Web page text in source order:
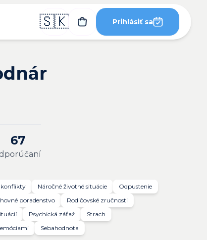
🇸🇰 Prihlásiť sa
67
Náročné životné situácie
Odpustenie
poradenstvo
Rodičovské zručnosti
Psychická záťaž
Strach
Sebahodnota